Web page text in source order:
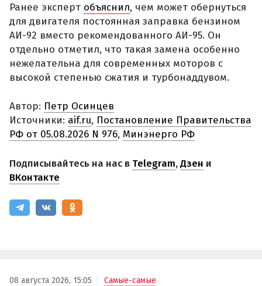
Ранее эксперт объяснил, чем может обернуться
для двигателя постоянная заправка бензином
АИ-92 вместо рекомендованного АИ-95. Он
отдельно отметил, что такая замена особенно
нежелательна для современных моторов с
высокой степенью сжатия и турбонаддувом.
Автор: Петр Осинцев
Источники: aif.ru, Постановление Правительства
РФ от 05.08.2026 N 976, Минэнерго РФ
Подписывайтесь на нас в Telegram,Дзен и
ВКонтакте
08 августа 2026, 15:05 Самые-самые